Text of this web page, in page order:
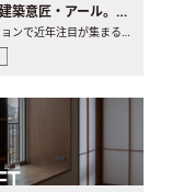
大注目の建築意匠・アール。人気の理由と空間に取り入れるポイント
リノベーションで近年注目が集まる建築意匠の一つであるアール..